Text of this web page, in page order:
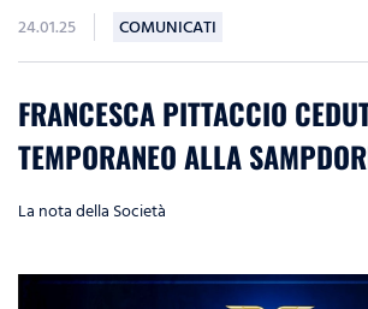
24.01.25 COMUNICATI
FRANCESCA PITTACCIO
TEMPORANEO ALLA
La nota della Società